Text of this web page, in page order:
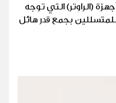
(الراوتر) التي توجه
للمتسللين بجمع قدر هائل